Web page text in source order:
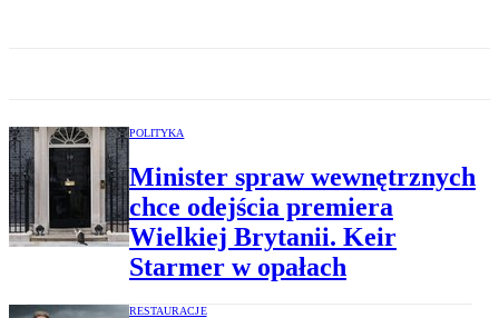
POLITYKA
Minister spraw wewnętrznych
chce odejścia premiera
Wielkiej Brytanii. Keir
Starmer w opałach
RESTAURACJE